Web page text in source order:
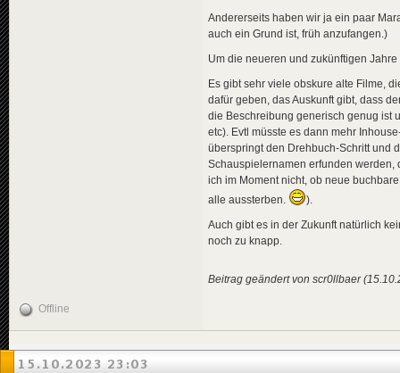
Andererseits haben wir ja ein paar
auch ein Grund ist, früh anzufangen.)
Um die neueren und zukünftigen
Es gibt sehr viele obskure alte Filme,
dafür geben, das Auskunft gibt, dass
die Beschreibung generisch genug ist
etc). Evtl müsste es dann mehr
überspringt den Drehbuch-Schritt und
Schauspielernamen erfunden
ich im Moment nicht, ob neue
alle aussterben.
).
Auch gibt es in der Zukunft natürlich
noch zu knapp.
Beitrag geändert von scr0llbaer
Offline
15.10.2023 23:03